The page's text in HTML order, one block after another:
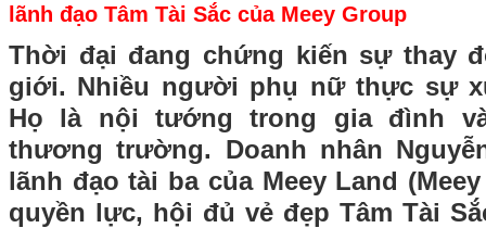
lãnh đạo Tâm Tài Sắc của Meey Group
Thời đại đang chứng kiến sự thay
giới. Nhiều người phụ nữ thực sự
Họ là nội tướng trong gia đình
thương trường. Doanh nhân
lãnh đạo tài ba của Meey Land
quyền lực, hội đủ vẻ đẹp Tâm Tài